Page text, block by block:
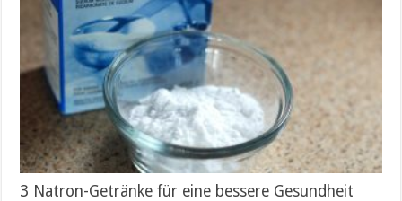
3 Natron-Getränke für eine bessere Gesundheit